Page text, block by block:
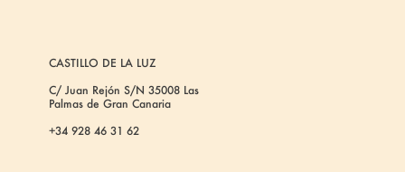
CASTILLO DE LA LUZ
C/ Juan Rejón S/N 35008 Las
Palmas de Gran Canaria
+34 928 46 31 62